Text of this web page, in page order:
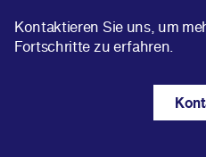
Kontaktieren Sie uns, um
Fortschritte zu erfahren.